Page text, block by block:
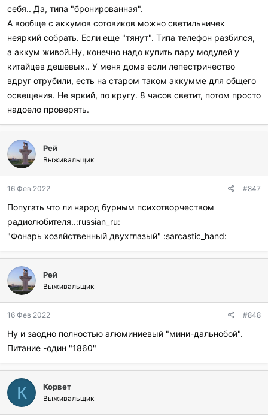
себя.. Да, типа "бронированная".
А вообще с аккумов сотовиков можно светильничек
неяркий собрать. Если еще "тянут". Типа телефон разбился,
а аккум живой.Ну, конечно надо купить пару модулей у
китайцев дешевых.. У меня дома если лепестричество
вдруг отрубили, есть на старом таком аккумме для общего
освещения. Не яркий, по кругу. 8 часов светит, потом просто
надоело проверять.
Рей
Выживальщик
16 Фев 2022 #847
Попугать что ли народ бурным психотворчеством
радиолюбителя..:russian_ru:
"Фонарь хозяйственный двухглазый" :sarcastic_hand:
Рей
Выживальщик
16 Фев 2022 #848
Ну и заодно полностью алюминиевый "мини-дальнобой".
Питание -один "1860"
К Корвет
Выживальщик